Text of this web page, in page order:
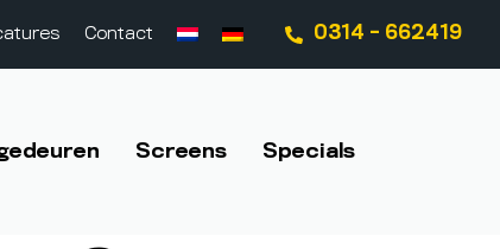
Contact 0314 - 662419
Screens Specials